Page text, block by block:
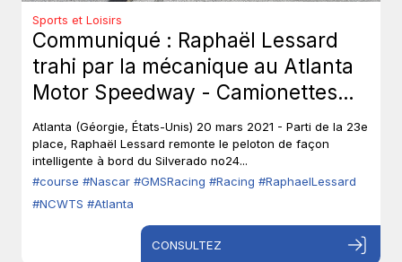
Sports et Loisirs
Communiqué : Raphaël Lessard
trahi par la mécanique au Atlanta
Motor Speedway - Camionettes
NASCAR Camping World (NCWTS)
Atlanta (Géorgie, États-Unis) 20 mars 2021 - Parti de la 23e
place, Raphaël Lessard remonte le peloton de façon
intelligente à bord du Silverado no24...
#course #Nascar #GMSRacing #Racing #RaphaelLessard
#NCWTS #Atlanta
CONSULTEZ